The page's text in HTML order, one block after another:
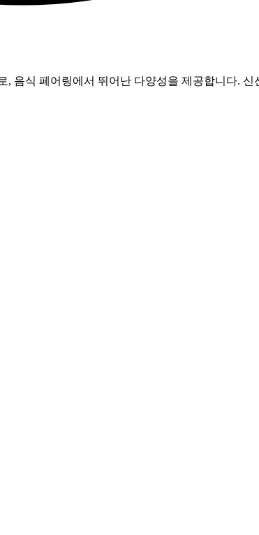
음식 페어링에서 뛰어난 다양성을 제공합니다.